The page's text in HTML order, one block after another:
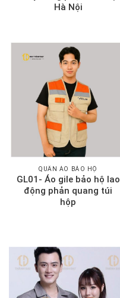
Hà Nội
QUẦN ÁO BẢO HỘ
GL01- Áo gile bảo hộ lao
động phản quang túi
hộp